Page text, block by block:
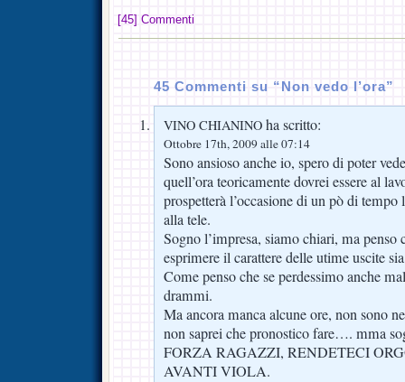
[45] Commenti
45 Commenti su “Non vedo l’ora”
VINO CHIANINO ha scritto:
Ottobre 17th, 2009 alle 07:14
Sono ansioso anche io, spero di poter
quell’ora teoricamente dovrei essere al
prospetterà l’occasione di un pò di
alla tele.
Sogno l’impresa, siamo chiari, ma penso
esprimere il carattere delle utime uscite
Come penso che se perdessimo anche
drammi.
Ma ancora manca alcune ore, non sono
non saprei che pronostico fare…. mma
FORZA RAGAZZI, RENDETECI
AVANTI VIOLA.